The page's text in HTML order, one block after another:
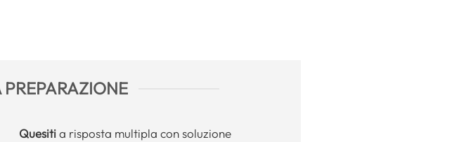
Quesitia risposta multipla con soluzione